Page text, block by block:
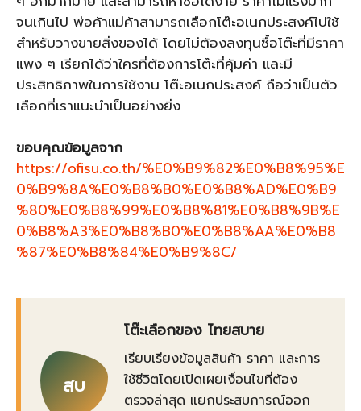
จนเกินไป พ่อค้าแม่ค้าสามารถเลือกโต๊ะอเนกประสงค์ไปใช้
สำหรับวางขายสิ่งของได้ โดยไม่ต้องลงทุนซื้อโต๊ะที่มีราคา
แพง ๆ เรียกได้ว่าใครที่ต้องการโต๊ะที่คุ้มค่า และมี
ประสิทธิภาพในการใช้งาน โต๊ะอเนกประสงค์ ถือว่าเป็นตัว
เลือกที่เราแนะนำเป็นอย่างยิ่ง
ขอบคุณข้อมูลจาก
https://ofisu.co.th/%E0%B9%82%E0%B8%95%E
0%B9%8A%E0%B8%B0%E0%B8%AD%E0%B9
%80%E0%B8%99%E0%B8%81%E0%B8%9B%E
0%B8%A3%E0%B8%B0%E0%B8%AA%E0%B8
%87%E0%B8%84%E0%B9%8C/
สบ
โต๊ะเลือกของ ไทยสบาย
เรียบเรียงข้อมูลสินค้า ราคา และการ
ใช้ชีวิตโดยเปิดเผยเงื่อนไขที่ต้อง
ตรวจล่าสุด แยกประสบการณ์ออก